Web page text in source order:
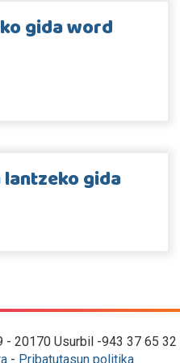
gida word
gida
- 20170 Usurbil -943 37 65 32
- Pribatutasun politika